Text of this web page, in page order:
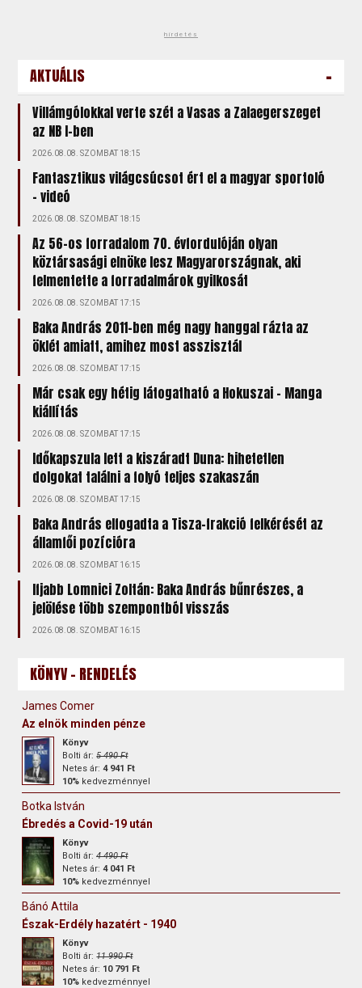
hirdetés
AKTUÁLIS -
Villámgólokkal verte szét a Vasas a Zalaegerszeget
az NB I-ben
2026.08.08. SZOMBAT 18:15
Fantasztikus világcsúcsot ért el a magyar sportoló
- videó
2026.08.08. SZOMBAT 18:15
Az 56-os forradalom 70. évfordulóján olyan
köztársasági elnöke lesz Magyarországnak, aki
felmentette a forradalmárok gyilkosát
2026.08.08. SZOMBAT 17:15
Baka András 2011-ben még nagy hanggal rázta az
öklét amiatt, amihez most asszisztál
2026.08.08. SZOMBAT 17:15
Már csak egy hétig látogatható a Hokuszai – Manga
kiállítás
2026.08.08. SZOMBAT 17:15
Időkapszula lett a kiszáradt Duna: hihetetlen
dolgokat találni a folyó teljes szakaszán
2026.08.08. SZOMBAT 17:15
Baka András elfogadta a Tisza-frakció felkérését az
államfői pozícióra
2026.08.08. SZOMBAT 16:15
Ifjabb Lomnici Zoltán: Baka András bűnrészes, a
jelölése több szempontból visszás
2026.08.08. SZOMBAT 16:15
KÖNYV - RENDELÉS
James Comer
Az elnök minden pénze
Könyv
Bolti ár:5 490 Ft
Netes ár:4 941 Ft
10% kedvezménnyel
Botka István
Ébredés a Covid-19 után
Könyv
Bolti ár:4 490 Ft
Netes ár:4 041 Ft
10% kedvezménnyel
Bánó Attila
Észak-Erdély hazatért - 1940
Könyv
Bolti ár:11 990 Ft
Netes ár: 10 791 Ft
10% kedvezménnyel